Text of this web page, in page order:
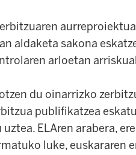
aldaketa sakona
arloetan
du oinarrizko
publifikatzea
ELAren arabera,
luke, euskararen